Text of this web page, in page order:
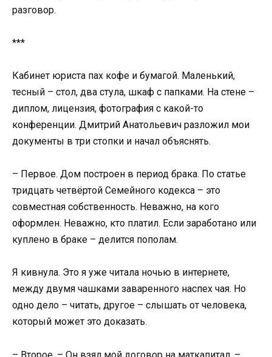
разговор.
***
Кабинет юриста пах кофе и бумагой. Маленький,
тесный – стол, два стула, шкаф с папками. На стене –
диплом, лицензия, фотография с какой-то
конференции. Дмитрий Анатольевич разложил мои
документы в три стопки и начал объяснять.
– Первое. Дом построен в период брака. По статье
тридцать четвёртой Семейного кодекса – это
совместная собственность. Неважно, на кого
оформлен. Неважно, кто платил. Если заработано или
куплено в браке – делится пополам.
Я кивнула. Это я уже читала ночью в интернете,
между двумя чашками заваренного наспех чая. Но
одно дело – читать, другое – слышать от человека,
который может это доказать.
– Второе. – Он взял мой договор на маткапитал. –